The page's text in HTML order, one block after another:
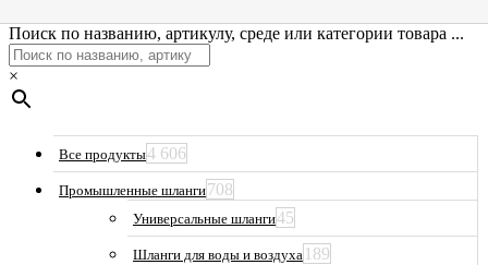
Поиск по названию, артикулу, среде или категории товара ...
×
Все продукты4 606
Промышленные шланги708
Универсальные шланги45
Шланги для воды и воздуха 189